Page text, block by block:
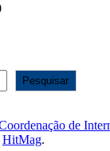
Pesquisar
de
HitMag.